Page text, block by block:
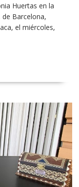
Huertas en la
Barcelona,
el miércoles,